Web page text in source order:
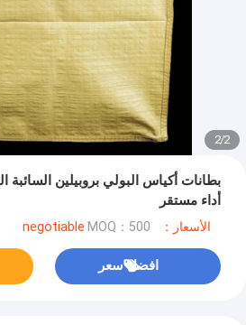
2
/
2
أداء مستقر
الأسعار：negotiable MOQ：500
افضل سعر